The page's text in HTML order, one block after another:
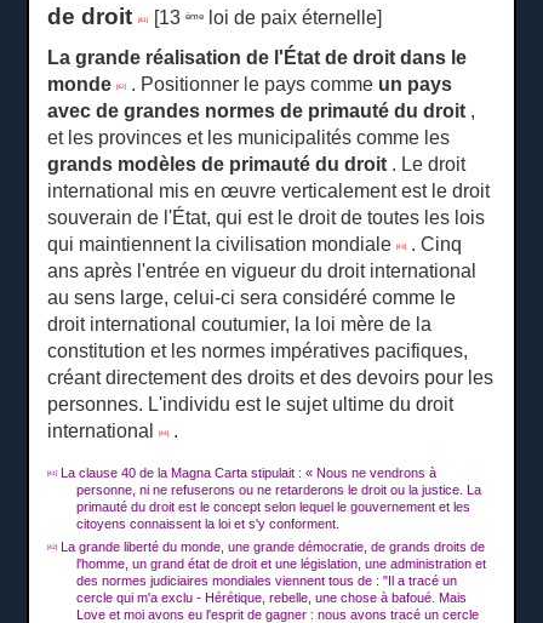
de droit[41] [13ème
loi de paix éternelle]
La grande réalisation de l'État de droit dans le
monde[42] . Positionner le pays comme un pays
avec de grandes normes de primauté du droit ,
et les provinces et les municipalités comme les
grands modèles de primauté du droit . Le droit
international mis en œuvre verticalement est le droit
souverain de l'État, qui est le droit de toutes les lois
qui maintiennent la civilisation mondiale[43] .Cinq
ans après l'entrée en vigueur du droit international
au sens large, celui-ci sera considéré comme le
droit international coutumier, la loi mère de la
constitution et les normes impératives pacifiques,
créant directement des droits et des devoirs pour les
personnes. L'individu est le sujet ultime du droit
international[44] .
[41]
La clause 40 de la Magna Carta stipulait : « Nous ne vendrons à
personne, ni ne refuserons ou ne retarderons le droit ou la justice.La
primauté du droit est le concept selon lequel le gouvernement et les
citoyens connaissent la loi et s'y conforment.
[42]
La grande liberté du monde, une grande démocratie, de grands droits de
l'homme, un grand état de droit et une législation, une administration et
des normes judiciaires mondiales viennent tous de : "Il a tracé un
cercle qui m'a exclu - Hérétique, rebelle, une chose à bafoué.Mais
Love et moi avons eu l'esprit de gagner : nous avons tracé un cercle